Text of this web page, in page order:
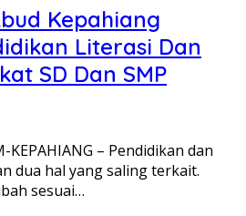
Kepahiang
Literasi Dan
SD Dan SMP
KEPAHIANG – Pendidikan dan
dua hal yang saling terkait.
sesuai…